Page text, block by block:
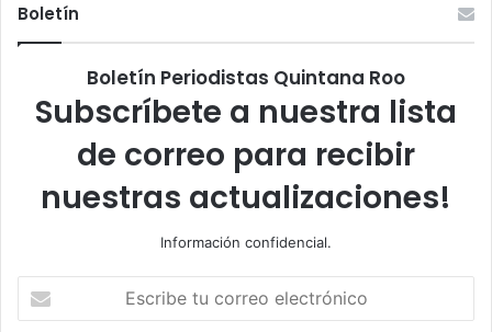
Boletín
Boletín Periodistas Quintana Roo
Subscríbete a nuestra lista
de correo para recibir
nuestras actualizaciones!
Información confidencial.